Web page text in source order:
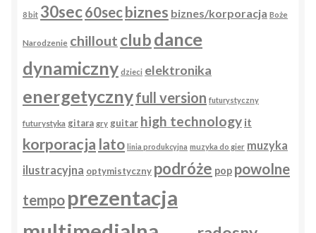
8 bit 30sec60secbiznes biznes/korporacja Boże
Narodzenie chillout clubdance
dynamiczny dzieci elektronika
energetycznyfull version futurystyczny
futurystyka gitara gry guitar high technology it
korporacja lato linia produkcyjna muzyka do gier muzyka
ilustracyjna optymistyczny podróże pop powolne
tempo prezentacja